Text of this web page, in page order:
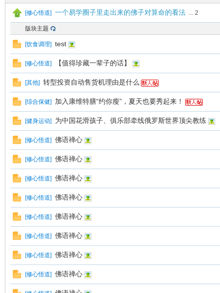
鸣
[修心悟道] 一个易学圈子里走出来的佛子对算命的看法 ... 2
版块主题
[饮食调理] test
[修心悟道] 【值得珍藏一辈子的话】
[其他] 转型投资自动售货机理由是什么
[综合保健] 加入康维特膳“约你瘦”，夏天也要秀起来！
[健身运动] 为中国花滑孩子、俱乐部牵线俄罗斯世界顶尖教练
[修心悟道] 佛语禅心
[修心悟道] 佛语禅心
[修心悟道] 佛语禅心
[修心悟道] 佛语禅心
[修心悟道] 佛语禅心
[修心悟道] 佛语禅心
[修心悟道] 佛语禅心
[修心悟道] 佛语禅心